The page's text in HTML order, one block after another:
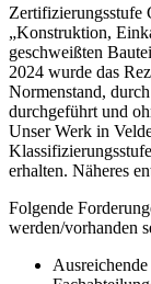
Zertifizierungsstufe
„Konstruktion,
geschweißten
2024 wurde das
Normenstand,
durchgeführt und
Unser Werk in
erhalten. Näheres
Folgende
werden/vorhanden